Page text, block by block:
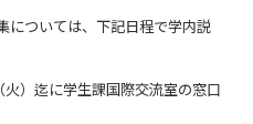
については、下記日程で学内説
）迄に学生課国際交流室の窓口